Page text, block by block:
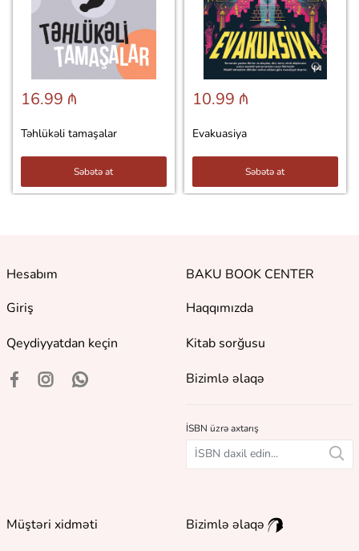
16.99 ₼
Təhlükəli tamaşalar
Səbətə at
10.99 ₼
Evakuasiya
Səbətə at
Hesabım
Giriş
Qeydiyyatdan keçin
BAKU BOOK CENTER
Haqqımızda
Kitab sorğusu
Bizimlə əlaqə
İSBN üzrə axtarış
Müştəri xidməti
Bizimlə əlaqə